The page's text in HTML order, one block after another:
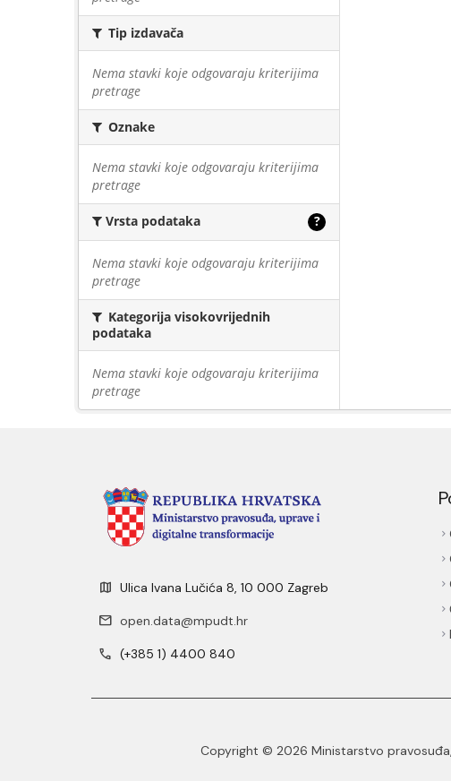
Tip izdavača
Nema stavki koje odgovaraju kriterijima
pretrage
Oznake
Nema stavki koje odgovaraju kriterijima
pretrage
Vrsta podataka ?
Nema stavki koje odgovaraju kriterijima
pretrage
Kategorija visokovrijednih
podataka
Nema stavki koje odgovaraju kriterijima
pretrage